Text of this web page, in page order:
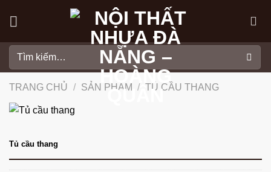
kiếm:
TRANG CHỦ / SẢN PHẨM / TỦ CẦU THANG
Tủ cầu thang